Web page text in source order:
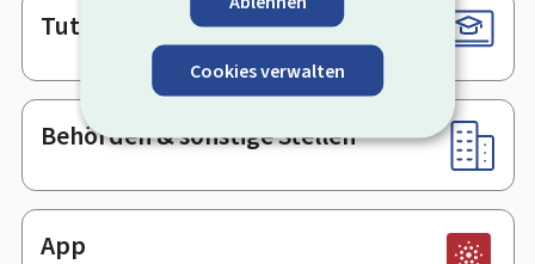
Cookies verwalten
Tutorials
Behörden & sonstige Stellen
App